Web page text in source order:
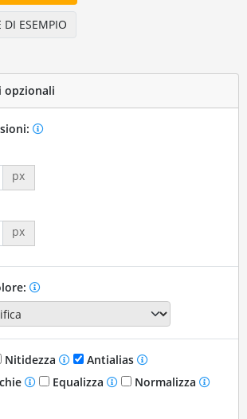
ESEMPIO
px
px
Nitidezza
Antialias
Equalizza
Normalizza